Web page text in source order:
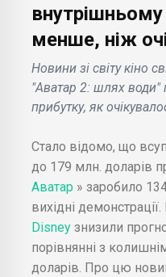
внутрішньому
менше, ніж
Новини зі світу кіно
"Аватар 2: шлях води"
прибутку, як
Стало відомо, що
до 179 млн. доларів
Аватар » заробило
вихідні
Disney знизили
порівнянні з
доларів. Про цю